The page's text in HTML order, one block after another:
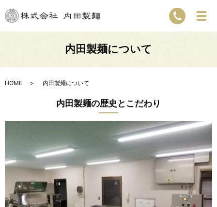
内田製麺について
HOME 内田製麺について
内田製麺の歴史とこだわり